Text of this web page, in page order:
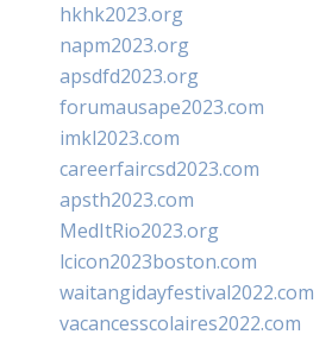
hkhk2023.org
napm2023.org
apsdfd2023.org
forumausape2023.com
imkl2023.com
careerfaircsd2023.com
apsth2023.com
MedItRio2023.org
lcicon2023boston.com
waitangidayfestival2022.com
vacancesscolaires2022.com